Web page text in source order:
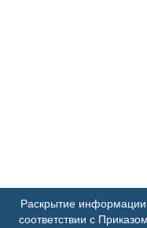
Раскрытие информации
соответствии с